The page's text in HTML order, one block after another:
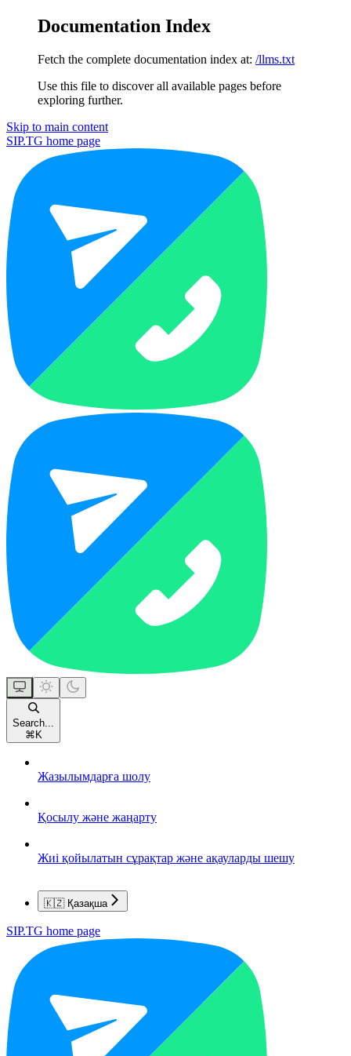
Documentation Index
Fetch the complete documentation index at: /llms.txt
Use this file to discover all available pages before
exploring further.
Skip to main content
SIP.TG home page
Search...
⌘ K
Жазылымдарға шолу
Қосылу және жаңарту
Жиі қойылатын сұрақтар және ақауларды шешу
🇰🇿 Қазақша
SIP.TG home page